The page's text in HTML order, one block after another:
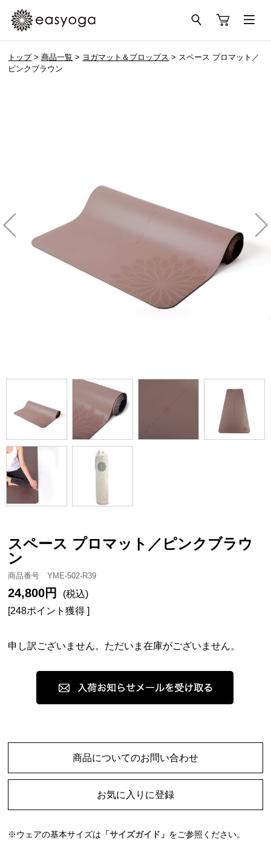
トップ>商品一覧 > ヨガマット＆プロップス > スペース プロマット／
ピンクブラウン
スペース プロマット／ピンクブラウ
ン
商品番号 YME-502-R39
24,800円
(税込)
[248ポイント獲得 ]
申し訳ございません。ただいま在庫がございません。
商品についてのお問い合わせ
お気に入りに登録
※ウェアの基本サイズは 「サイズガイド」 をご参照ください。